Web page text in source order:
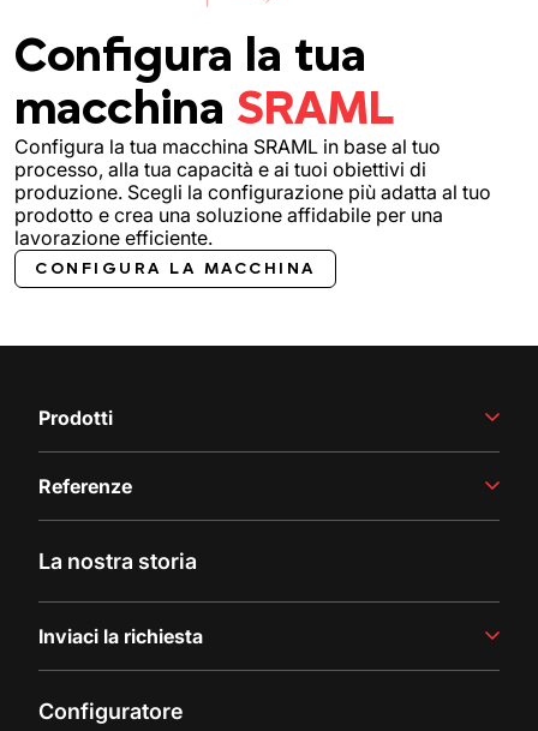
Configura la tua
macchina SRAML
Configura la tua macchina SRAML in base al tuo
processo, alla tua capacità e ai tuoi obiettivi di
produzione. Scegli la configurazione più adatta al tuo
prodotto e crea una soluzione affidabile per una
lavorazione efficiente.
CONFIGURA LA MACCHINA
Prodotti
Produzione di succhi
Linee di riempimento
Referenze
Ultimi aggiornamenti
La nostra storia
Inviaci la richiesta
Richiesta di documentazione
Configuratore